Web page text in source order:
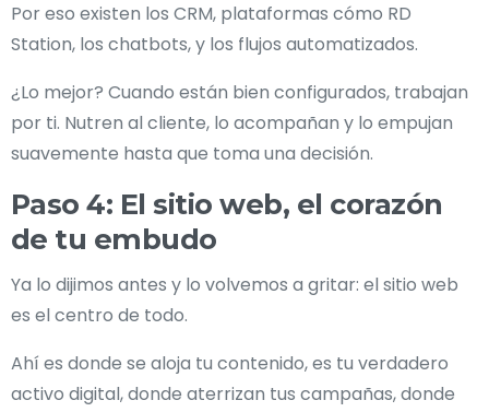
Por eso existen los CRM, plataformas cómo RD
Station, los chatbots, y los flujos automatizados.
¿Lo mejor? Cuando están bien configurados, trabajan
por ti. Nutren al cliente, lo acompañan y lo empujan
suavemente hasta que toma una decisión.
Paso 4: El sitio web, el corazón
de tu embudo
Ya lo dijimos antes y lo volvemos a gritar: el sitio web
es el centro de todo.
Ahí es donde se aloja tu contenido, es tu verdadero
activo digital, donde aterrizan tus campañas, donde